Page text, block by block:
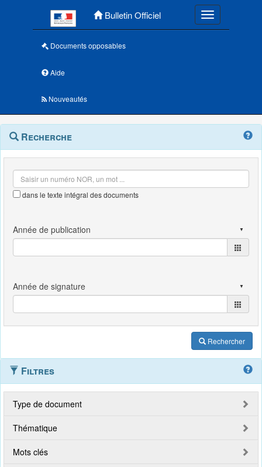
Bulletin Officiel Toggle
Documents opposables
Aide
Nouveautés
Navigation
outils
Menu
contextuel
Recherche
dans le texte intégral des documents
Rechercher
Filtres
Type de document
Thématique
Mots clés